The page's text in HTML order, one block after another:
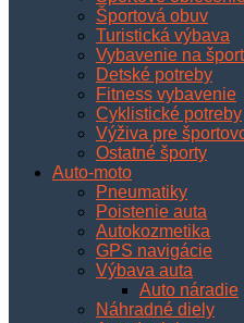
Športová obuv
Turistická výbava
Vybavenie na šport
Detské potreby
Fitness vybavenie
Cyklistické potreby
Výživa pre
Ostatné športy
Auto-moto
Pneumatiky
Poistenie auta
Autokozmetika
GPS navigácie
Výbava auta
Auto náradie
Náhradné diely